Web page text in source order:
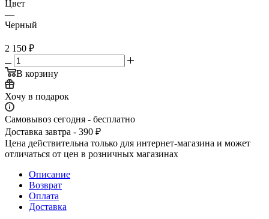
Цвет
—
Черный
2 150 ₽
В корзину
Хочу в подарок
Самовывоз сегодня - бесплатно
Доставка завтра - 390 ₽
Цена действительна только для интернет-магазина и может
отличаться от цен в розничных магазинах
Описание
Возврат
Оплата
Доставка